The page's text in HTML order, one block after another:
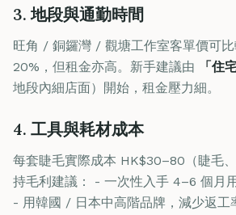
3. 地段與通勤時間
旺角 / 銅鑼灣 / 觀塘工作室客單價可
20%，但租金亦高。新手建議由
「住
地段內細店面）開始，租金壓力細。
4. 工具與耗材成本
每套睫毛實際成本 HK$30–80（睫毛
持毛利建議： - 一次性入手 4–6 個月
- 用韓國 / 日本中高階品牌，減少返工